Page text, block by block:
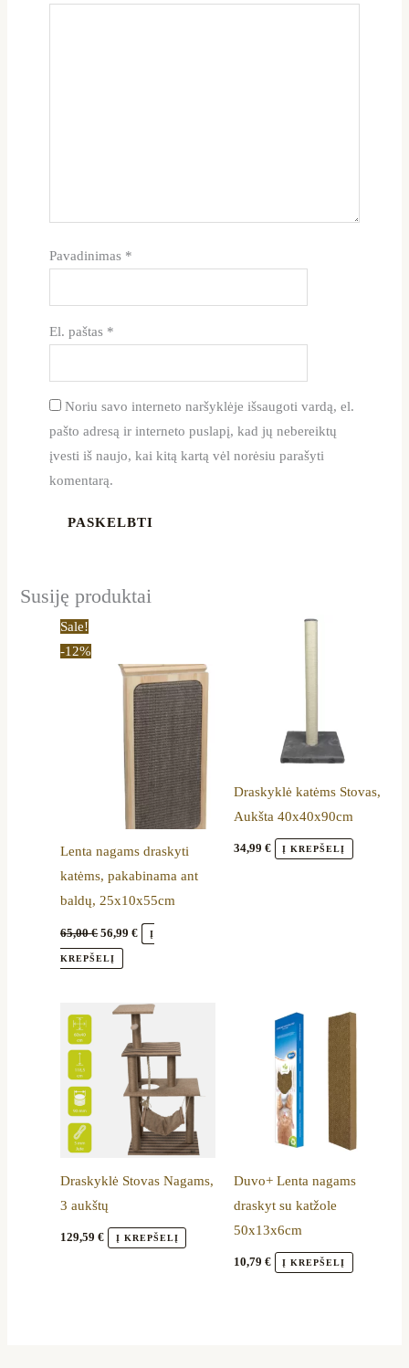
Pavadinimas *
El. paštas *
Noriu savo interneto naršyklėje išsaugoti vardą, el.
pašto adresą ir interneto puslapį, kad jų nebereiktų
įvesti iš naujo, kai kitą kartą vėl norėsiu parašyti
komentarą.
Susiję produktai
Sale!
-12%
Lenta nagams draskyti
katėms, pakabinama ant
baldų, 25x10x55cm
65,00€
65,00 €.
56,99€
56,99 €.
Į
KREPŠELĮ
Draskyklė katėms Stovas,
Aukšta 40x40x90cm
34,99 € Į KREPŠELĮ
Draskyklė Stovas Nagams,
3 aukštų
129,59€ Į KREPŠELĮ
Duvo+ Lenta nagams
draskyt su katžole
50x13x6cm
10,79 € Į KREPŠELĮ